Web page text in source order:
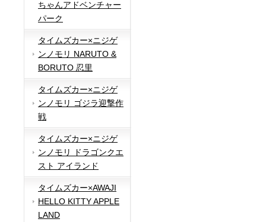
ちゃんアドベンチャー
パーク
タイムズカー×ニジゲ
ンノモリ NARUTO &
BORUTO 忍里
タイムズカー×ニジゲ
ンノモリ ゴジラ迎撃作
戦
タイムズカー×ニジゲ
ンノモリ ドラゴンクエ
スト アイランド
タイムズカー×AWAJI
HELLO KITTY APPLE
LAND